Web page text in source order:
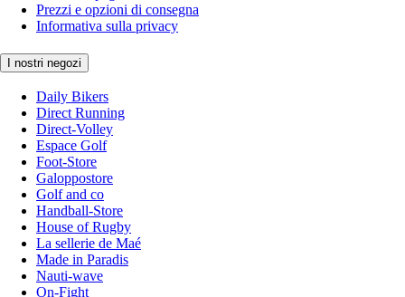
Prezzi e opzioni di consegna
Informativa sulla privacy
I nostri negozi
Daily Bikers
Direct Running
Direct-Volley
Espace Golf
Foot-Store
Galoppostore
Golf and co
Handball-Store
House of Rugby
La sellerie de Maé
Made in Paradis
Nauti-wave
On-Fight